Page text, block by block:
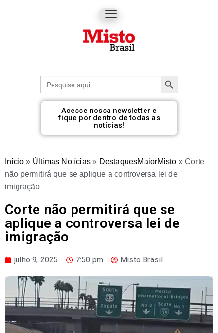
Procurar: Botão de pesquisa
Acesse nossa newsletter e
fique por dentro de todas as
notícias!
Início » Últimas Notícias » DestaquesMaiorMisto »Corte
não permitirá que se aplique a controversa lei de
imigração
Corte não permitirá que se
aplique a controversa lei de
imigração
julho 9, 2025 7:50 pm Misto Brasil